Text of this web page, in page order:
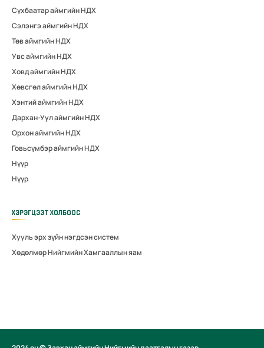
Сүхбаатар аймгийн НДХ
Сэлэнгэ аймгийн НДХ
Төв аймгийн НДХ
Увс аймгийн НДХ
Ховд аймгийн НДХ
Хөвсгөл аймгийн НДХ
Хэнтий аймгийн НДХ
Дархан-Уул аймгийн НДХ
Орхон аймгийн НДХ
Говьсүмбэр аймгийн НДХ
Нүүр
Нүүр
ХЭРЭГЦЭЭТ ХОЛБООС
Хууль эрх зүйн нэгдсэн систем
Хөдөлмөр Нийгмийн Хамгааллын яам